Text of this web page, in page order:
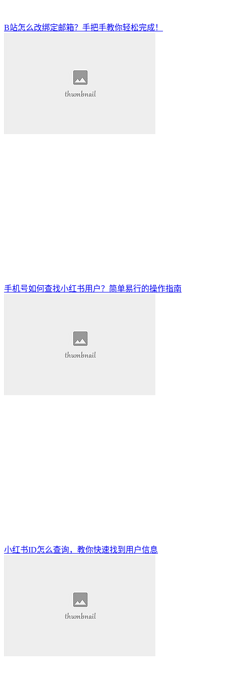
B站怎么改绑定邮箱？手把手教你轻松完成！
手机号如何查找小红书用户？简单易行的操作指南
小红书ID怎么查询，教你快速找到用户信息